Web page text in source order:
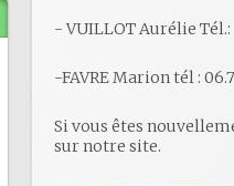
- VUILLOT Aurélie
-FAVRE Marion tél :
Si vous êtes
sur notre site.